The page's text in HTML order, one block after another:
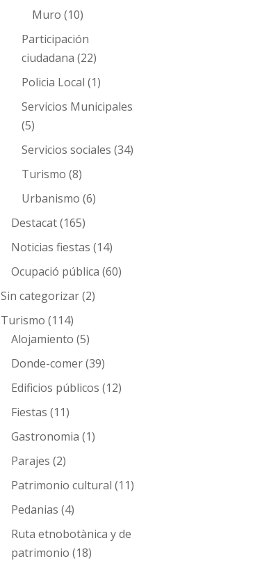
Muro (10)
Participación
ciudadana (22)
Policia Local (1)
Servicios Municipales
(5)
Servicios sociales (34)
Turismo (8)
Urbanismo (6)
Destacat(165)
Noticias fiestas (14)
Ocupació pública (60)
Sin categorizar(2)
Turismo (114)
Alojamiento (5)
Donde-comer(39)
Edificios públicos (12)
Fiestas (11)
Gastronomia (1)
Parajes (2)
Patrimonio cultural (11)
Pedanias (4)
Ruta etnobotànica y de
patrimonio (18)